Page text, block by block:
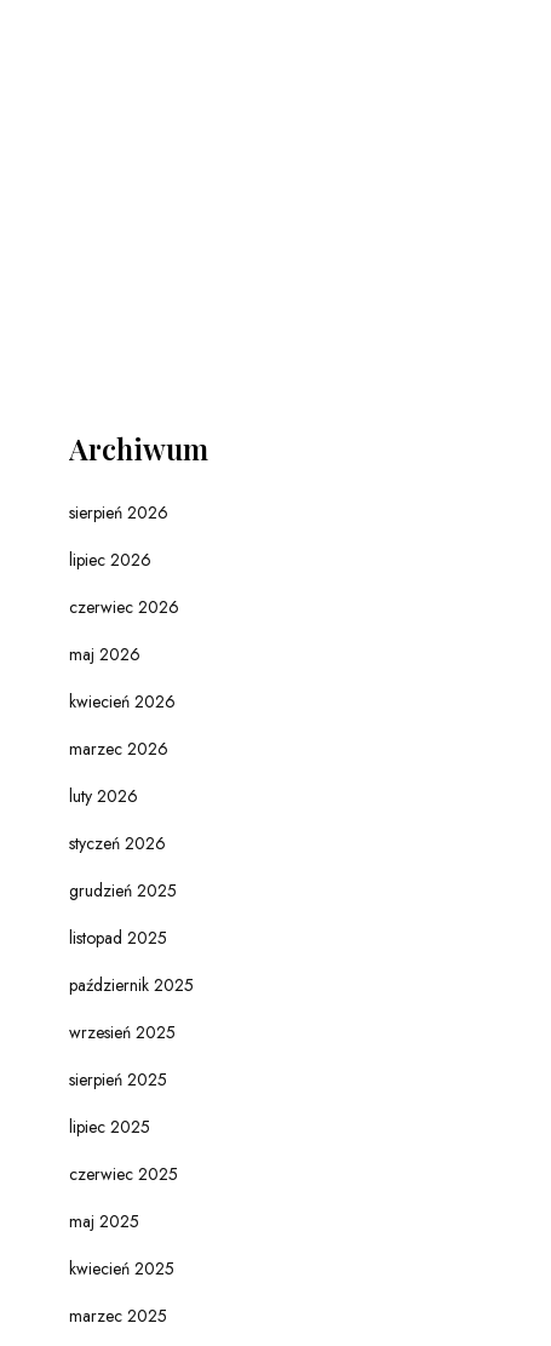
Archiwum
sierpień 2026
lipiec 2026
czerwiec 2026
maj 2026
kwiecień 2026
marzec 2026
luty 2026
styczeń 2026
grudzień 2025
listopad 2025
październik 2025
wrzesień 2025
sierpień 2025
lipiec 2025
czerwiec 2025
maj 2025
kwiecień 2025
marzec 2025